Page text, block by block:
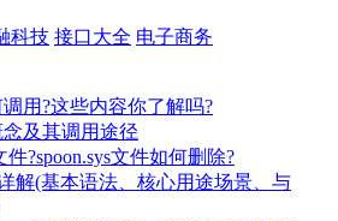
科技 接口大全 电子商务
用?这些内容你了解吗?
及其调用途径
件?spoon.sys文件如何删除?
解(基本语法、核心用途场景、与